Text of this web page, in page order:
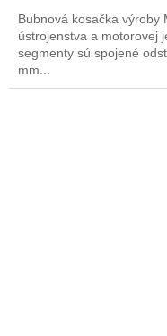
Bubnová kosačka výroby
ústrojenstva a motorovej
segmenty sú spojené
mm...